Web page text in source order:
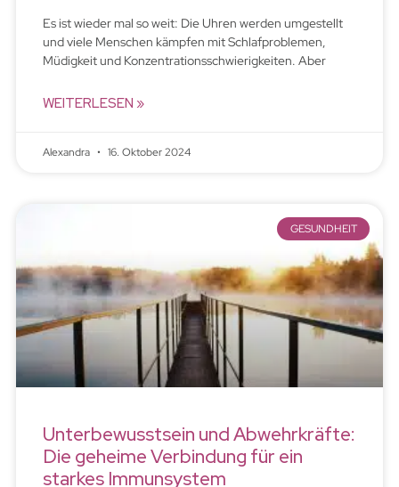
Es ist wieder mal so weit: Die Uhren werden umgestellt
und viele Menschen kämpfen mit Schlafproblemen,
Müdigkeit und Konzentrationsschwierigkeiten. Aber
WEITERLESEN »
Alexandra 16. Oktober 2024
GESUNDHEIT
Unterbewusstsein und Abwehrkräfte:
Die geheime Verbindung für ein
starkes Immunsystem